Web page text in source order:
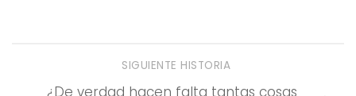
SIGUIENTE HISTORIA
¿De verdad hacen falta tantas cosas